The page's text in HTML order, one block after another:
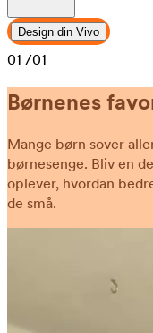
Design din Vivo
01 /01
Børnenes
Mange børn sover
børnesenge. Bliv en
oplever, hvordan
de små.